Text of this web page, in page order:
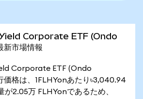
Corporate ETF (Ondo
市場情報
Corporate ETF (Ondo
価格は、1FLHYonあたり৳3,040.94
が2.05万 FLHYonであるため、